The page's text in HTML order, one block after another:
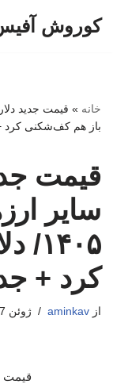
کوروش
خانه »
باز هم کف‌شکنی کرد
قیمت
کرد +
از aminkav ژوئن 17, 2026
قیمت